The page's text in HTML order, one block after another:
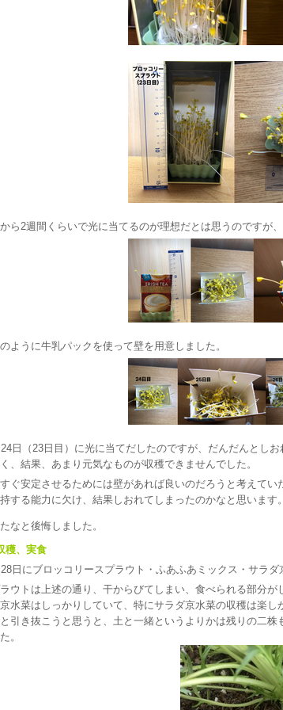
ら2週間くらいで光に当てるのが理想だとは思うのですが
ように牛乳パックを使って壁を用意しました。
日（23日目）に光に当てだしたのですが、だんだんとし
、結果、あまり元気なものが収穫できませんでした。
すぐ安定させるためには壁があれば良いのだろうと考えて
する能力に欠け、結果しおれてしまったのかなと思いま
なと後悔しました。
穫、実食
日にブロッコリースプラウト・ふあふあミックス・サラダ
ウトは上述の通り、干からびてしまい、食べられる部分
水菜はしっかりしていて、特にサラダ京水菜の収穫は楽し
引き抜こうと思うと、土と一緒というよりかは残りの二
。